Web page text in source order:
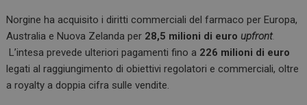
Norgine ha acquisito i diritti commerciali del farmaco per Europa,
Australia e Nuova Zelanda per 28,5 milioni di euro upfront
L’intesa prevede ulteriori pagamenti fino a 226 milioni di euro
legati al raggiungimento di obiettivi regolatori e commerciali, oltre
a royalty a doppia cifra sulle vendite.